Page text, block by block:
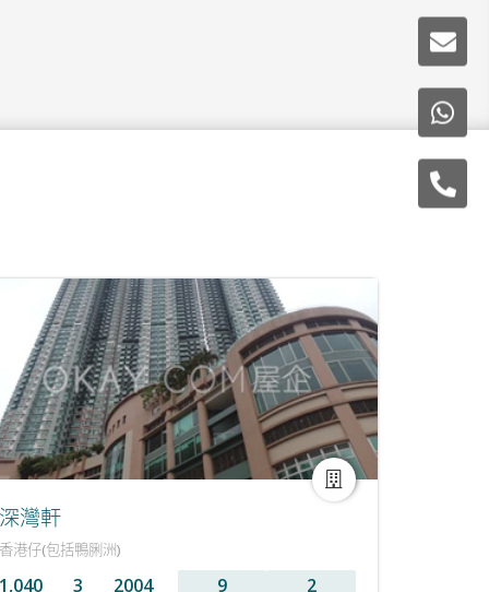
深灣軒
香港仔(包括鴨脷洲)
1,040 3 2004 9 2